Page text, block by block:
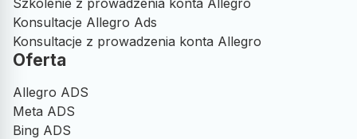
Konsultacje Allegro Ads
Konsultacje z prowadzenia konta Allegro
Oferta
Allegro ADS
Meta ADS
Bing ADS